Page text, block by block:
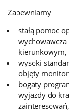
Zapewniamy:
stałą pomoc
wychowawcza
kierunkowym,
wysoki
objęty
bogaty
wyjazdy do